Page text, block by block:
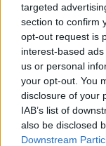
targeted
section to confirm
opt-out request is
interest-based
us or personal
your opt-out. You
disclosure of your
IAB’s list of
also be disclosed
Downstream
Geronzi
14/06/2009
Villari
"Ricorso alla